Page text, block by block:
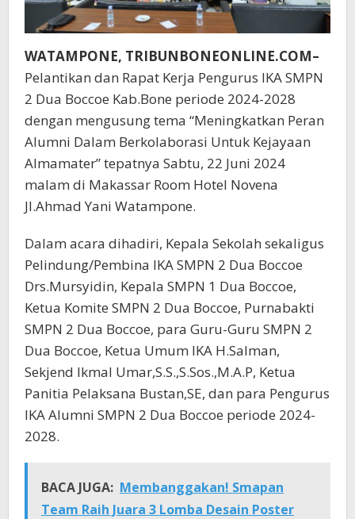
WATAMPONE, TRIBUNBONEONLINE.COM–
Pelantikan dan Rapat Kerja Pengurus IKA SMPN
2 Dua Boccoe Kab.Bone periode 2024-2028
dengan mengusung tema “Meningkatkan Peran
Alumni Dalam Berkolaborasi Untuk Kejayaan
Almamater” tepatnya Sabtu, 22 Juni 2024
malam di Makassar Room Hotel Novena
Jl.Ahmad Yani Watampone.
Dalam acara dihadiri, Kepala Sekolah sekaligus
Pelindung/Pembina IKA SMPN 2 Dua Boccoe
Drs.Mursyidin, Kepala SMPN 1 Dua Boccoe,
Ketua Komite SMPN 2 Dua Boccoe, Purnabakti
SMPN 2 Dua Boccoe, para Guru-Guru SMPN 2
Dua Boccoe, Ketua Umum IKA H.Salman,
Sekjend Ikmal Umar,S.S.,S.Sos.,M.A.P, Ketua
Panitia Pelaksana Bustan,SE, dan para Pengurus
IKA Alumni SMPN 2 Dua Boccoe periode 2024-
2028.
BACA JUGA: Membanggakan! Smapan
Team Raih Juara 3 Lomba Desain Poster